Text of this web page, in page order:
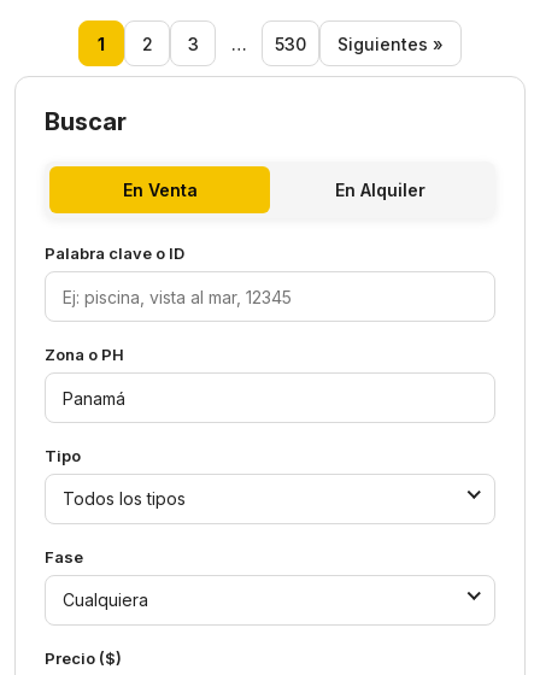
1 2 3 … 530 Siguientes »
Buscar
En Venta En Alquiler
Palabra clave o ID
Zona o PH
Tipo
Todos los tipos
Fase
Cualquiera
Precio ($)